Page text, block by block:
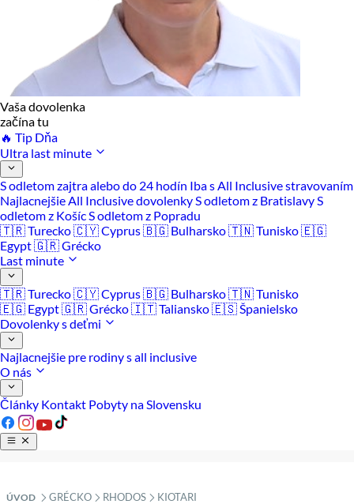
Vaša dovolenka
začína tu
🔥 Tip Dňa
Ultra last minute
S odletom zajtra alebo do 24 hodín Iba s All Inclusive stravovaním
Najlacnejšie All Inclusive dovolenkyS odletom z BratislavyS
odletom z KošícS odletom z Popradu
🇹🇷 Turecko🇨🇾 Cyprus🇧🇬 Bulharsko🇹🇳 Tunisko🇪🇬
Egypt🇬🇷 Grécko
Last minute
🇹🇷 Turecko🇨🇾 Cyprus🇧🇬 Bulharsko🇹🇳 Tunisko
🇪🇬 Egypt🇬🇷 Grécko🇮🇹 Taliansko🇪🇸 Španielsko
Dovolenky s deťmi
Najlacnejšie pre rodiny s all inclusive
O nás
Články Kontakt Pobyty na Slovensku
ÚVOD »
GRÉCKO »
RHODOS »
KIOTARI
Povoliť vybrané
Odmietnuť